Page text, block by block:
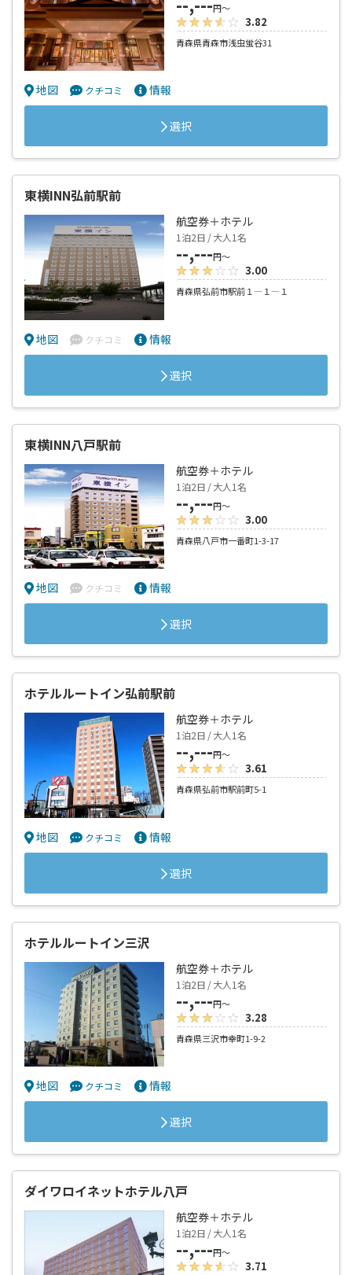
円～
3.82
青森県青森市浅虫蛍谷31
地図 クチコミ 情報
選択
東横INN弘前駅前
航空券＋ホテル
1泊2日 / 大人1名
--,---円～
3.00
青森県弘前市駅前１―１―１
地図 クチコミ 情報
選択
東横INN八戸駅前
航空券＋ホテル
1泊2日 / 大人1名
--,---円～
3.00
青森県八戸市一番町1-3-17
地図 クチコミ 情報
選択
ホテルルートイン弘前駅前
航空券＋ホテル
1泊2日 / 大人1名
--,---円～
3.61
青森県弘前市駅前町5-1
地図 クチコミ 情報
選択
ホテルルートイン三沢
航空券＋ホテル
1泊2日 / 大人1名
--,---円～
3.28
青森県三沢市幸町1-9-2
地図 クチコミ 情報
選択
ダイワロイネットホテル八戸
航空券＋ホテル
1泊2日 / 大人1名
--,---円～
3.71